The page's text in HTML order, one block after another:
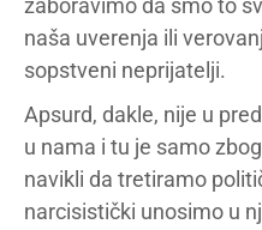
zaboravimo da smo to
naša uverenja ili
sopstveni neprijatelji.
Apsurd, dakle, nije u
u nama i tu je samo
navikli da tretiramo
narcisistički unosimo u